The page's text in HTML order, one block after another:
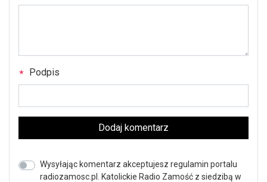
Podpis
Dodaj komentarz
Wysyłając komentarz akceptujesz regulamin portalu
radiozamosc.pl. Katolickie Radio Zamość z siedzibą w